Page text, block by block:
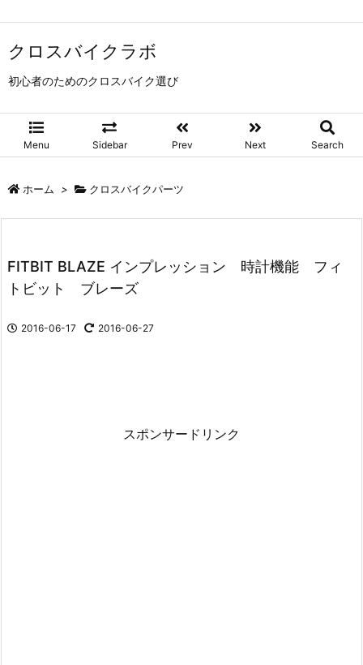
クロスバイクラボ
初心者のためのクロスバイク選び
Menu Sidebar Prev Next Search
ホーム > クロスバイクパーツ
FITBIT BLAZE インプレッション 時計機能 フィ
トビット ブレーズ
2016-06-17 2016-06-27
スポンサードリンク